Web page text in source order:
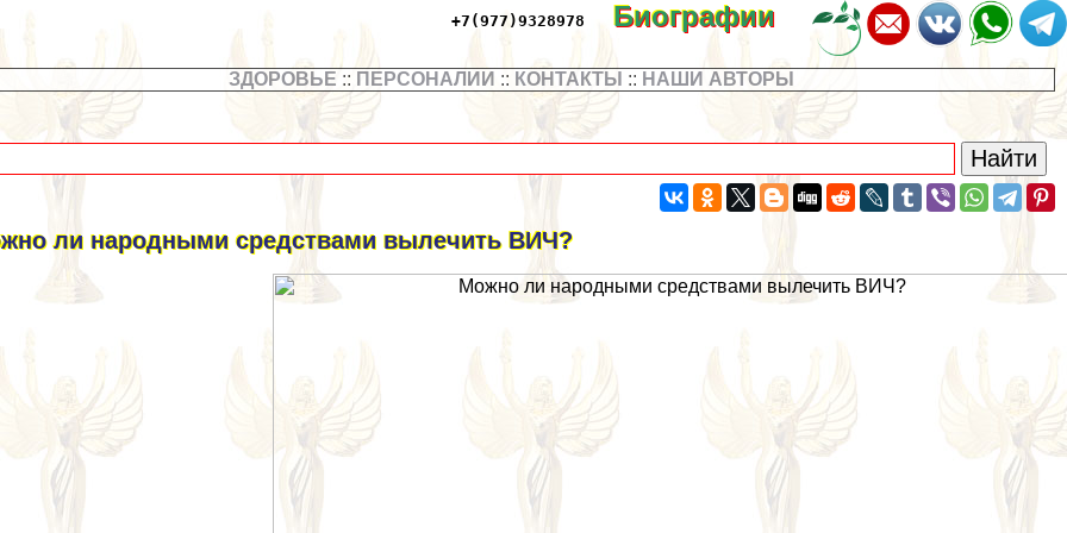
+7(977)9328978 Биографии
ЗДОРОВЬЕ :: ПЕРСОНАЛИИ :: КОНТАКТЫ :: НАШИ АВТОРЫ
ли народными средствами вылечить ВИЧ?